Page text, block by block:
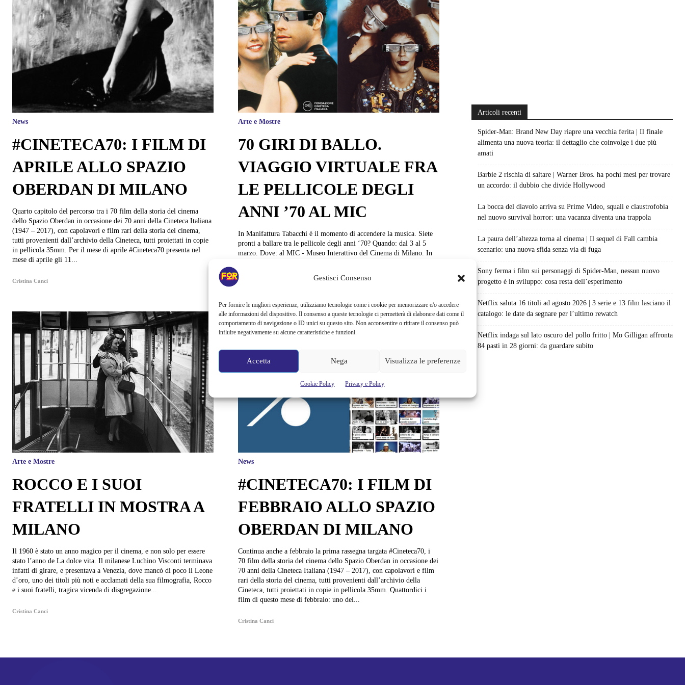
Gestisci Consenso
Per fornire le migliori esperienze, utilizziamo tecnologie come i cookie per memorizzare e/o accedere
alle informazioni del dispositivo. Il consenso a queste tecnologie ci permetterà di elaborare dati come il
comportamento di navigazione o ID unici su questo sito. Non acconsentire o ritirare il consenso può
influire negativamente su alcune caratteristiche e funzioni.
Accetta Nega Visualizza le preferenze
Cookie Policy Privacy e Policy
News
#CINETECA70: I FILM DI
APRILE ALLO SPAZIO
OBERDAN DI MILANO
Quarto capitolo del percorso tra i 70 film della storia del cinema
dello Spazio Oberdan in occasione dei 70 anni della Cineteca Italiana
(1947 – 2017), con capolavori e film rari della storia del cinema,
tutti provenienti dall’archivio della Cineteca, tutti proiettati in copie
in pellicola 35mm. Per il mese di aprile #Cineteca70 presenta nel
mese di aprile gli 11...
Cristina Canci
Arte e Mostre
70 GIRI DI BALLO.
VIAGGIO VIRTUALE FRA
LE PELLICOLE DEGLI
ANNI ’70 AL MIC
In Manifattura Tabacchi è il momento di accendere la musica. Siete
pronti a ballare tra le pellicole degli anni ‘70? Quando: dal 3 al 5
marzo. Dove: al MIC - Museo Interattivo del Cinema di Milano. In
di Ballo", un’esperienza unica ed emozionante alla scoperta dei
grandi musical girati negli anni SETTANTA,...
Cristina Canci
Arte e Mostre
ROCCO E I SUOI
FRATELLI IN MOSTRA A
MILANO
Il 1960 è stato un anno magico per il cinema, e non solo per essere
stato l’anno de La dolce vita. Il milanese Luchino Visconti terminava
infatti di girare, e presentava a Venezia, dove mancò di poco il Leone
d’oro, uno dei titoli più noti e acclamati della sua filmografia, Rocco
e i suoi fratelli, tragica vicenda di disgregazione...
Cristina Canci
News
#CINETECA70: I FILM DI
FEBBRAIO ALLO SPAZIO
OBERDAN DI MILANO
Continua anche a febbraio la prima rassegna targata #Cineteca70, i
70 film della storia del cinema dello Spazio Oberdan in occasione dei
70 anni della Cineteca Italiana (1947 – 2017), con capolavori e film
rari della storia del cinema, tutti provenienti dall’archivio della
Cineteca, tutti proiettati in copie in pellicola 35mm. Quattordici i
film di questo mese di febbraio: uno dei...
Cristina Canci
Articoli recenti
Spider-Man: Brand New Day riapre una vecchia ferita | Il finale
alimenta una nuova teoria: il dettaglio che coinvolge i due più
amati
Barbie 2 rischia di saltare | Warner Bros. ha pochi mesi per trovare
un accordo: il dubbio che divide Hollywood
La bocca del diavolo arriva su Prime Video, squali e claustrofobia
nel nuovo survival horror: una vacanza diventa una trappola
La paura dell’altezza torna al cinema | Il sequel di Fall cambia
scenario: una nuova sfida senza via di fuga
Sony ferma i film sui personaggi di Spider-Man, nessun nuovo
progetto è in sviluppo: cosa resta dell’esperimento
Netflix saluta 16 titoli ad agosto 2026 | 3 serie e 13 film lasciano il
catalogo: le date da segnare per l’ultimo rewatch
Netflix indaga sul lato oscuro del pollo fritto | Mo Gilligan affronta
84 pasti in 28 giorni: da guardare subito